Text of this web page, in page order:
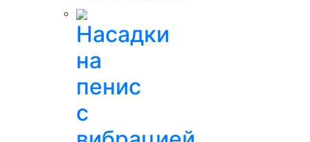
Насадки
на
пенис
с